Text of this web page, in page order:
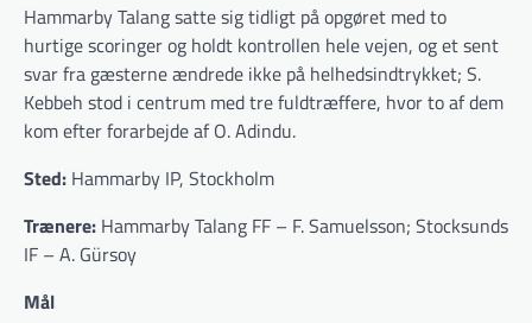
Hammarby Talang satte sig tidligt på opgøret med to
hurtige scoringer og holdt kontrollen hele vejen, og et sent
svar fra gæsterne ændrede ikke på helhedsindtrykket; S.
Kebbeh stod i centrum med tre fuldtræffere, hvor to af dem
kom efter forarbejde af O. Adindu.
Sted: Hammarby IP, Stockholm
Trænere: Hammarby Talang FF – F. Samuelsson; Stocksunds
IF – A. Gürsoy
Mål